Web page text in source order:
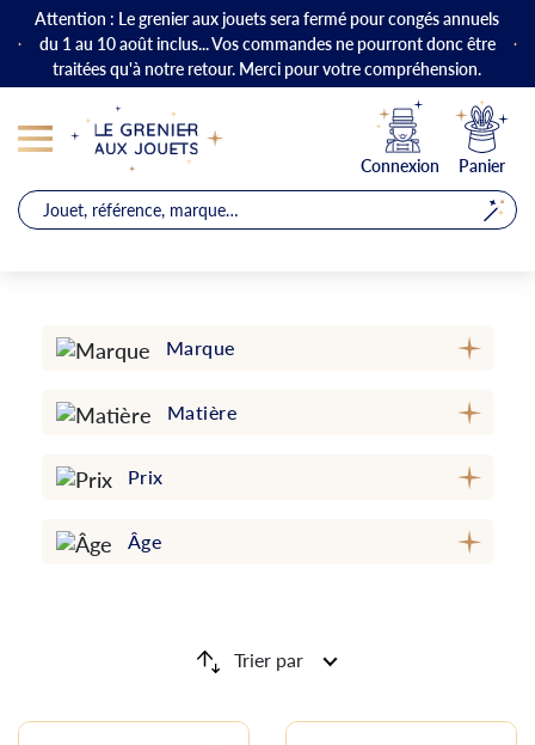
Attention : Le grenier aux jouets sera fermé pour congés annuels
du 1 au 10 août inclus... Vos commandes ne pourront donc être
traitées qu'à notre retour. Merci pour votre compréhension.
Connexion Panier
Marque
Matière
Prix
Âge
Trier par